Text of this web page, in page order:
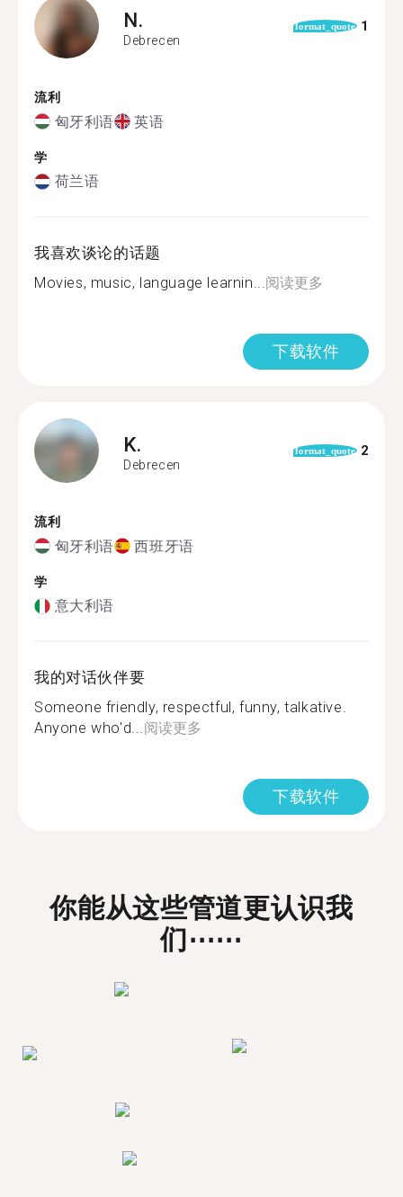
N.
Debrecen
format_quote 1
流利
匈牙利语 英语
学
荷兰语
我喜欢谈论的话题
Movies, music, language learnin...阅读更多
下载软件
K.
Debrecen
format_quote 2
流利
匈牙利语 西班牙语
学
意大利语
我的对话伙伴要
Someone friendly, respectful, funny, talkative.
Anyone who'd...阅读更多
下载软件
你能从这些管道更认识我
们⋯⋯